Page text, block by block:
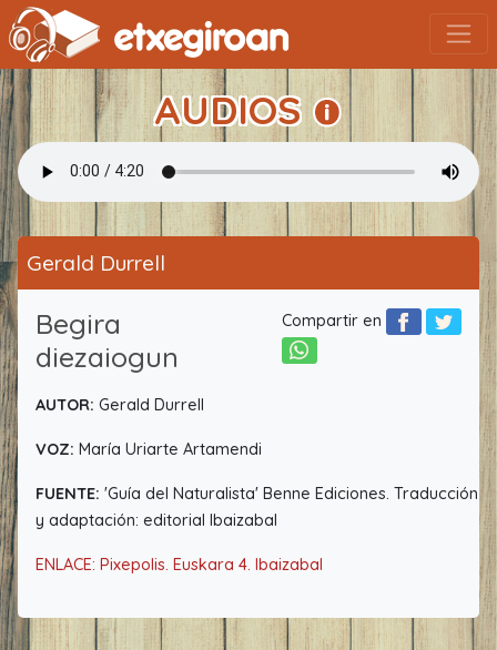
AUDIOS
Gerald Durrell
Compartir en
Begira
diezaiogun
AUTOR: Gerald Durrell
VOZ: María Uriarte Artamendi
FUENTE: 'Guía del Naturalista' Benne Ediciones. Traducción
y adaptación: editorial Ibaizabal
ENLACE: Pixepolis. Euskara 4. Ibaizabal